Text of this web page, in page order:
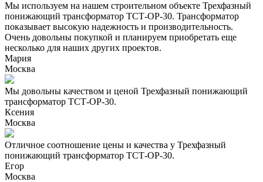
Мы используем на нашем строительном объекте Трехфазный
понижающий трансформатор ТСТ-ОР-30. Трансформатор
показывает высокую надежность и производительность.
Очень довольны покупкой и планируем приобретать еще
несколько для наших других проектов.
Мария
Москва
Мы довольны качеством и ценой Трехфазный понижающий
трансформатор ТСТ-ОР-30.
Ксения
Москва
Отличное соотношение цены и качества у Трехфазный
понижающий трансформатор ТСТ-ОР-30.
Егор
Москва